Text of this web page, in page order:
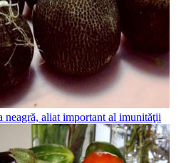
neagră, aliat important al imunităţii